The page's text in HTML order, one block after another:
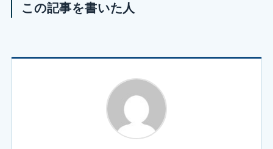
この記事を書いた人